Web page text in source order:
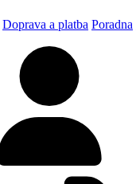
Doprava a platba Poradna